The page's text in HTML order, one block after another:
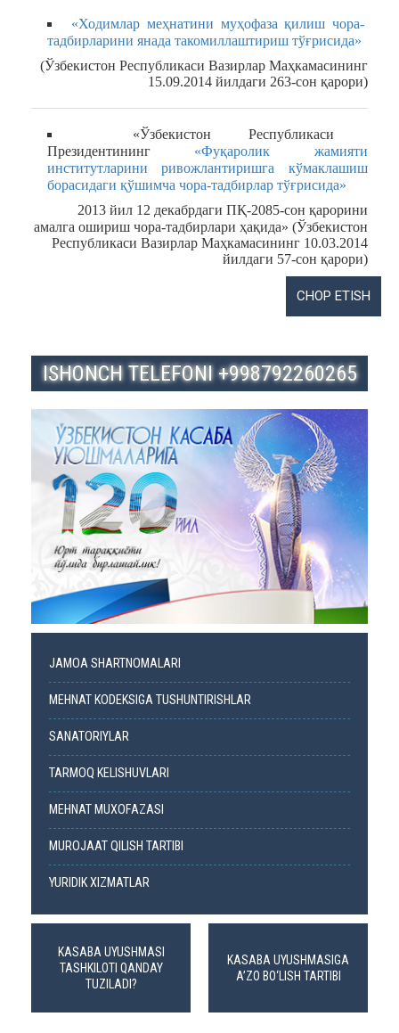
«Ходимлар меҳнатини муҳофаза қилиш чора-
тадбирларини янада такомиллаштириш тўғрисида»
(Ўзбекистон Республикаси Вазирлар Маҳкамасининг
15.09.2014 йилдаги 263-сон қарори)
«Ўзбекистон Республикаси
Президентининг «Фуқаролик жамияти
институтларини ривожлантиришга кўмаклашиш
борасидаги қўшимча чора-тадбирлар тўғрисида»
2013 йил 12 декабрдаги ПҚ-2085-сон қарорини
амалга ошириш чора-тадбирлари ҳақида» (Ўзбекистон
Республикаси Вазирлар Маҳкамасининг 10.03.2014
йилдаги 57-сон қарори)
ISHONCH TELEFONI +998792260265
JAMOA SHARTNOMALARI
MEHNAT KODEKSIGA TUSHUNTIRISHLAR
SANATORIYLAR
TARMOQ KELISHUVLARI
MEHNAT MUXOFAZASI
MUROJAAT QILISH TARTIBI
YURIDIK XIZMATLAR
KASABA UYUSHMASI
TASHKILOTI QANDAY
TUZILADI?
KASABA UYUSHMASIGA
A’ZO BO‘LISH TARTIBI